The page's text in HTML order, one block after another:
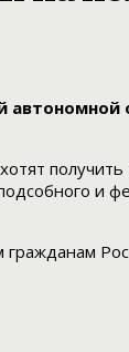
автономной
и